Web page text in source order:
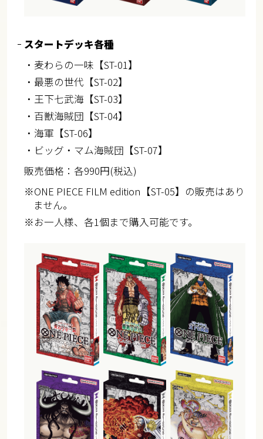
スタートデッキ各種
・麦わらの一味【ST-01】
・最悪の世代【ST-02】
・王下七武海【ST-03】
・百獣海賊団【ST-04】
・海軍【ST-06】
・ビッグ・マム海賊団【ST-07】
販売価格：各990円(税込)
※ONE PIECE FILM edition【ST-05】の販売はあり
ません。
※お一人様、各1個まで購入可能です。